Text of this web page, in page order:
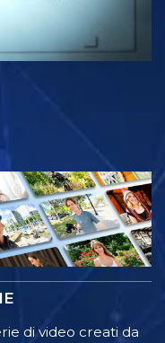
di video creati da